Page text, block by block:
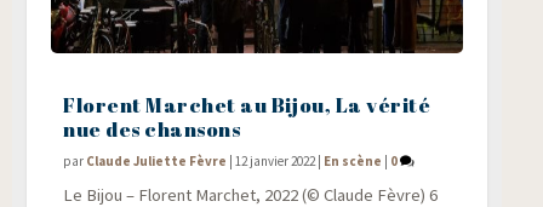
Florent Marchet au Bijou, La vérité
nue des chansons
par Claude Juliette Fèvre |12 janvier 2022| En scène 0
Le Bijou – Florent Mar­chet, 2022 (© Claude Fèvre) 6